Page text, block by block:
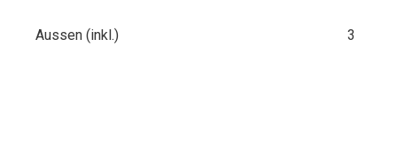
Aussen (inkl.) 3